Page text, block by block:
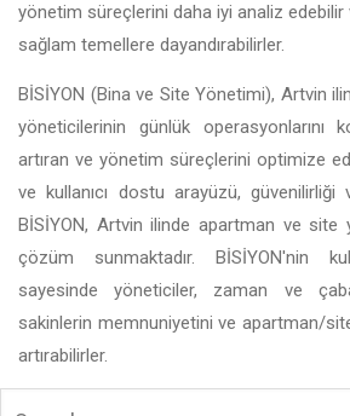
yönetim süreçlerini daha iyi analiz edebilir
sağlam temellere dayandırabilirler.
BİSİYON (Bina ve Site Yönetimi), Artvin
yöneticilerinin günlük operasyonlarını
artıran ve yönetim süreçlerini optimize
ve kullanıcı dostu arayüzü,
BİSİYON, Artvin ilinde apartman ve site
çözüm sunmaktadır. BİSİYON'nin
sayesinde yöneticiler, zaman ve
sakinlerin memnuniyetini ve apartman/
artırabilirler.